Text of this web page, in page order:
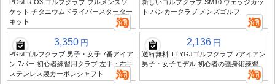
PGM-RIO3 ゴルフクラブ フルメンズソ
ケット チタニウムドライバースターター
キット
新しいゴルフクラブ SM10 ウェッジカッ
ト バンカークラブ メンズゴルフ
3,350 円
PGMゴルフクラブ 男子・女子 7番アイア
ン 7パー 初心者練習用クラブ 左手・右手
ステンレス製カーボンシャフト
2,136 円
送料無料 TTYGJゴルフクラブ 7アイアン
男子・女子モデル 初心者の護身術練習